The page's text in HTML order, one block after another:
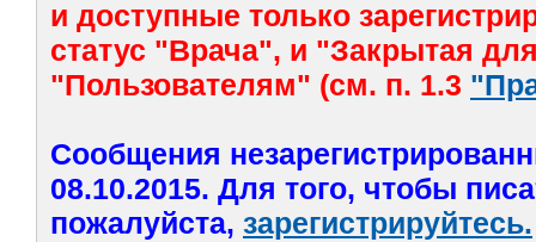
и доступные только
статус "Врача", и "Закрытая
"Пользователям" (см. п. 1.3
Сообщения
08.10.2015. Для того, чтобы
пожалуйста, зарегистрируйтесь.